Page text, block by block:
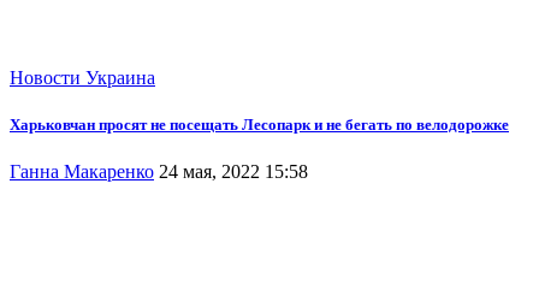
Новости Украина
Харьковчан просят не посещать Лесопарк и не бегать по велодорожке
Ганна Макаренко 24 мая, 2022 15:58